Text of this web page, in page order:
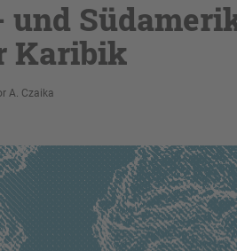
Karibik
A. Czaika